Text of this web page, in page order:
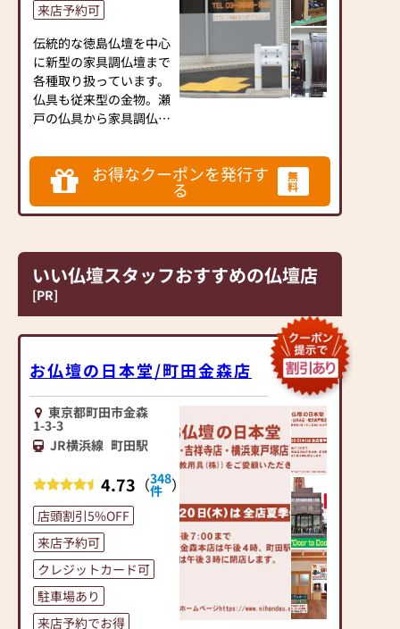
協同開発で、現代の住宅
にあったモダンなお仏壇
を作っています。他にも
国内の家具専門メーカー
と作り上げたお仏壇コレ
クションがあり、祈る人
と偲ぶ人をつなぐ新しい
≪はせがわ店舗サービス
のご案内≫
の「来店予約ボタン」か
らお申込ください)
●お電話(ご相談や商品
のご注文を承ります。お
た」とお伝えください)
●訪問(はせがわの専門
スタッフがご相談や商品
ご購入のお手続きを致し
ます)
≪お仏壇のはせがわより
お客様へ≫
「仏壇や仏具をお探しで
したら、ぜひお仏壇のは
せがわにお越しくださ
い。当店は幅広い品揃え
とリーズナブルな価格で
お客様をお迎えしていま
来店予約可
伝統的な徳島仏壇を中心
に新型の家具調仏壇まで
各種取り扱っています。
仏具も従来型の金物。瀬
戸の仏具から家具調仏壇
数取り揃えています。線
香・ローソク・お香は
100種類程、中にはコー
ヒー、抹茶、日本酒の香
蜜蝋など専門店ならでは
の商品も豊富です。ご希
望のお客様には仏壇・位
牌の詳しいパンフレット
当店は西武池袋線中村橋
駅から徒歩4分、千川通
り沿い店舗です。練馬駅
からも徒歩12分程です。
中央線阿佐ヶ谷・荻窪・
中野の各駅から出ている
中村橋駅行きバスでも終
点から2～3分でおいでに
なれます。お車でお越し
の際は周辺にパーキング
メーターが多くあり、便
利な場所です。ぜひご来
店ください。
【営業時間】9:30～
18:30 木曜定休
お得なクーポンを発行す
る
無
料
いい仏壇スタッフおすすめの仏壇店
[PR]
お仏壇の日本堂/町田金森店
東京都町田市金森
1-3-3
JR横浜線 町田駅
4.73 （348
件 ）
店頭割引5%OFF
来店予約可
クレジットカード可
駐車場あり
来店予約でお得